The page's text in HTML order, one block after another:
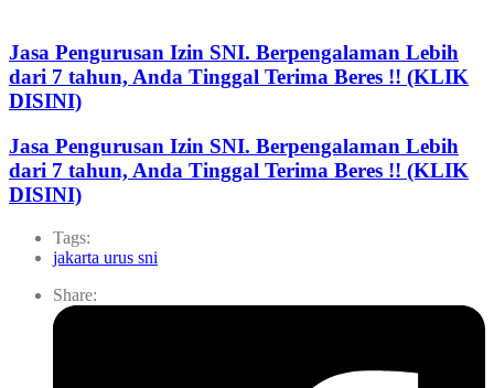
Jasa Pengurusan Izin SNI. Berpengalaman Lebih
dari 7 tahun, Anda Tinggal Terima Beres !! (KLIK
DISINI)
Jasa Pengurusan Izin SNI. Berpengalaman Lebih
dari 7 tahun, Anda Tinggal Terima Beres !! (KLIK
DISINI)
Tags:
jakarta urus sni
Share: